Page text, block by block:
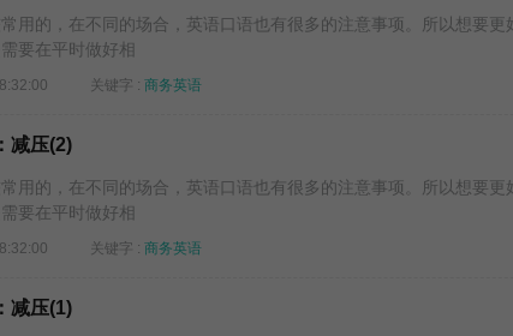
的，在不同的场合，英语口语也有很多的注意事项。所以想要更
要在平时做好相
关键字 : 商务英语
减压(2)
的，在不同的场合，英语口语也有很多的注意事项。所以想要更
要在平时做好相
关键字 : 商务英语
减压(1)